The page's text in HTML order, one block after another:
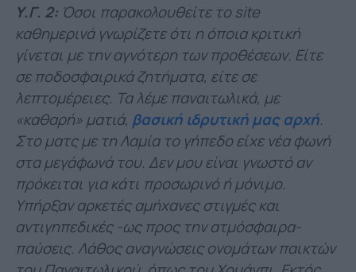
Υ.Γ. 2:Όσοι παρακολουθείτε το site
καθημερινά γνωρίζετε ότι η όποια κριτική
γίνεται με την αγνότερη των προθέσεων. Είτε
σε ποδοσφαιρικά ζητήματα, είτε σε
λεπτομέρειες. Τα λέμε παναιτωλικά, με
«καθαρή» ματιά, βασική ιδρυτική μας αρχή.
Στο ματς με τη Λαμία το γήπεδο είχε νέα φωνή
στα μεγάφωνά του. Δεν μου είναι γνωστό αν
πρόκειται για κάτι προσωρινό ή μόνιμο.
Υπήρξαν αρκετές αμήχανες στιγμές και
αντιγηπεδικές -ως προς την ατμόσφαιρα-
παύσεις. Λάθος αναγνώσεις ονομάτων παικτών